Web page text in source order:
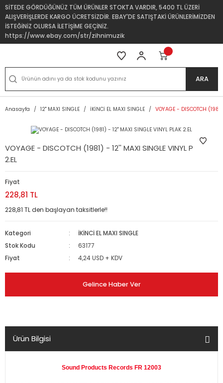
SİTEDE GÖRDÜĞÜNÜZ TÜM ÜRÜNLER STOKTA VARDIR, 5400 TL ÜZERİ
ALIŞVERİŞLERDE KARGO ÜCRETSİZDİR. EBAY'DE SATIŞTAKİ ÜRÜNLERİMİZDEN
İSTEĞİNİZ OLURSA İLETİŞİME GEÇİNİZ.
https://www.ebay.com/str/zihnimuzik
ARA
Anasayfa 12'' MAXI SINGLE İKİNCİ EL MAXI SINGLE VOYAGE - DISCOTCH
VOYAGE - DISCOTCH (1981) - 12'' MAXI SINGLE VINYL PLAK
2.EL
Fiyat
228,81 TL
228,81 TL den başlayan taksitlerle!!
Kategori
İKİNCİ EL MAXI SINGLE
Stok Kodu
63177
Fiyat
4,24 USD + KDV
Gelince Haber Ver
Ürün Bilgisi
Sound Products Records FR 12003